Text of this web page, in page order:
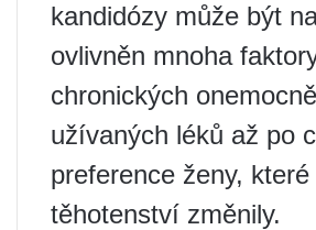
kandidózy může být
ovlivněn mnoha
chronických
užívaných léků až po
preference ženy,
těhotenství změnily.